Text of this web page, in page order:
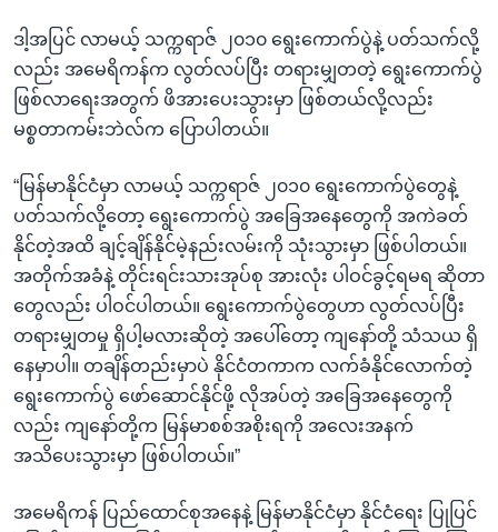
ဒါ့အပြင် လာမယ့် သက္ကရာဇ် ၂၀၁၀ ရွေးကောက်ပွဲနဲ့ ပတ်သက်လို့
လည်း အမေရိကန်က လွတ်လပ်ပြီး တရားမျှတတဲ့ ရွေးကောက်ပွဲ
ဖြစ်လာရေးအတွက် ဖိအားပေးသွားမှာ ဖြစ်တယ်လို့လည်း
မစ္စတာကမ်းဘဲလ်က ပြောပါတယ်။
“မြန်မာနိုင်ငံမှာ လာမယ့် သက္ကရာဇ် ၂၀၁၀ ရွေးကောက်ပွဲတွေနဲ့
ပတ်သက်လို့တော့ ရွေးကောက်ပွဲ အခြေအနေတွေကို အကဲခတ်
နိုင်တဲ့အထိ ချင့်ချိန်နိုင်မဲ့နည်းလမ်းကို သုံးသွားမှာ ဖြစ်ပါတယ်။
အတိုက်အခံနဲ့ တိုင်းရင်းသားအုပ်စု အားလုံး ပါဝင်ခွင့်ရမရ ဆိုတာ
တွေလည်း ပါဝင်ပါတယ်။ ရွေးကောက်ပွဲတွေဟာ လွတ်လပ်ပြီး
တရားမျှတမှု ရှိပါ့မလားဆိုတဲ့ အပေါ်တော့ ကျနော်တို့ သံသယ ရှိ
နေမှာပါ။ တချိန်တည်းမှာပဲ နိုင်ငံတကာက လက်ခံနိုင်လောက်တဲ့
ရွေးကောက်ပွဲ ဖော်ဆောင်နိုင်ဖို့ လိုအပ်တဲ့ အခြေအနေတွေကို
လည်း ကျနော်တို့က မြန်မာစစ်အစိုးရကို အလေးအနက်
အသိပေးသွားမှာ ဖြစ်ပါတယ်။”
အမေရိကန် ပြည်ထောင်စုအနေနဲ့ မြန်မာနိုင်ငံမှာ နိုင်ငံရေး ပြုပြင်